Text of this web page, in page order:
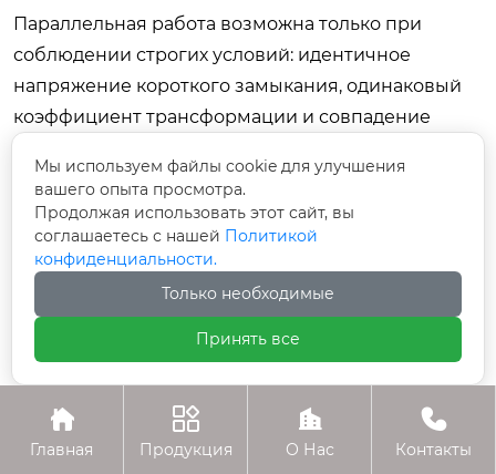
Параллельная работа возможна только при
соблюдении строгих условий: идентичное
напряжение короткого замыкания, одинаковый
коэффициент трансформации и совпадение
сухих трансформаторов малой мощности это
сложно реализуемо и не рекомендуется без
специального оборудования синхронизации.
Лучше использовать один трансформатор
большей мощности.
Как влияет температура на срок службы
трансформатора?
Правило “10 градусов” гласит: повышение
рабочей температуры изоляции на 10°C выше

Главная

Продукция

О Нас

Контакты
Мы используем файлы cookie для улучшения
вашего опыта просмотра.
Продолжая использовать этот сайт, вы
соглашаетесь с нашей Политикой
конфиденциальности.
Только необходимые
Принять все